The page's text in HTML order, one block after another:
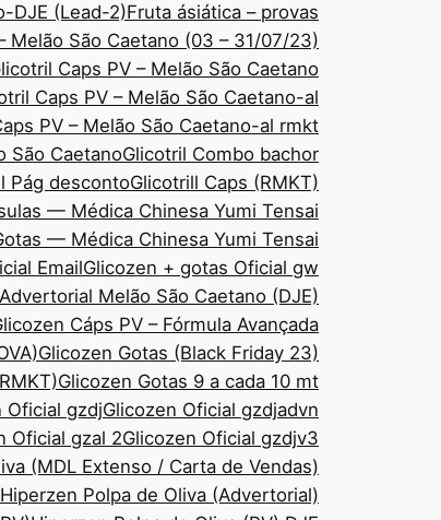
DJE (Lead-2)Fruta ásiática – provas
Melão São Caetano (03 – 31/07/23)
Caps PV – Melão São Caetano
Caps PV – Melão São Caetano-al
PV – Melão São Caetano-al rmkt
São CaetanoGlicotril Combo bachor
Pág descontoGlicotrill Caps (RMKT)
— Médica Chinesa Yumi Tensai
— Médica Chinesa Yumi Tensai
EmailGlicozen + gotas Oficial gw
Melão São Caetano (DJE)
Cáps PV – Fórmula Avançada
Glicozen Gotas (Black Friday 23)
Glicozen Gotas 9 a cada 10 mt
Oficial gzdjGlicozen Oficial gzdjadvn
Oficial gzal 2Glicozen Oficial gzdjv3
(MDL Extenso / Carta de Vendas)
Hiperzen Polpa de Oliva (Advertorial)